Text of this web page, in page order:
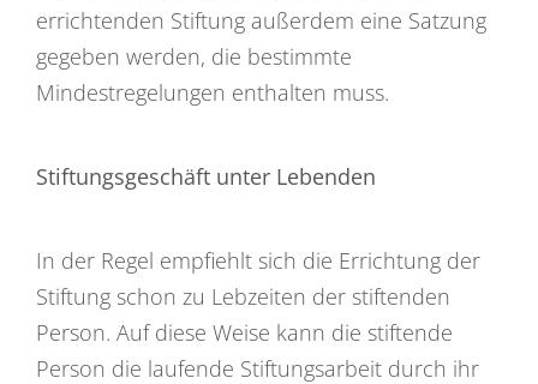
errichtenden Stiftung außerdem eine Satzung
gegeben werden, die bestimmte
Mindestregelungen enthalten muss.
Stiftungsgeschäft unter Lebenden
In der Regel empfiehlt sich die Errichtung der
Stiftung schon zu Lebzeiten der stiftenden
Person. Auf diese Weise kann die stiftende
Person die laufende Stiftungsarbeit durch ihr